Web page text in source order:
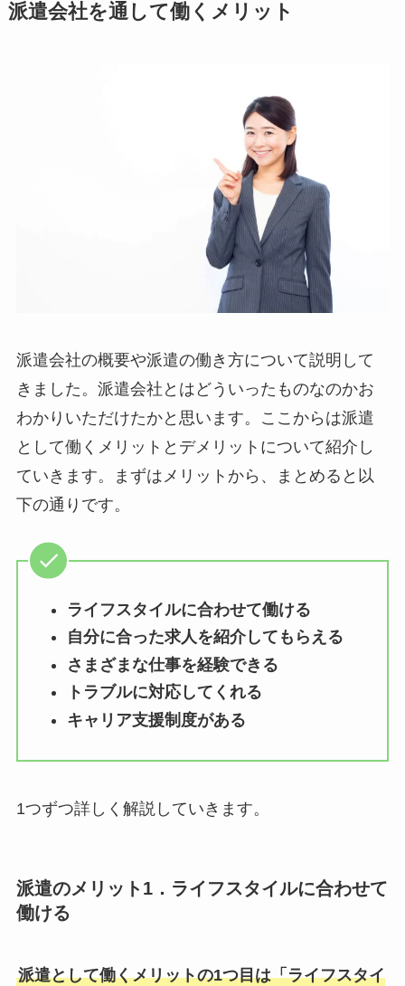
派遣会社を通して働くメリット
派遣会社の概要や派遣の働き方について説明して
きました。派遣会社とはどういったものなのかお
わかりいただけたかと思います。ここからは派遣
として働くメリットとデメリットについて紹介し
ていきます。まずはメリットから、まとめると以
下の通りです。
ライフスタイルに合わせて働ける
自分に合った求人を紹介してもらえる
さまざまな仕事を経験できる
トラブルに対応してくれる
キャリア支援制度がある
1つずつ詳しく解説していきます。
派遣のメリット1．ライフスタイルに合わせて
働ける
派遣として働くメリットの1つ目は「ライフスタイ